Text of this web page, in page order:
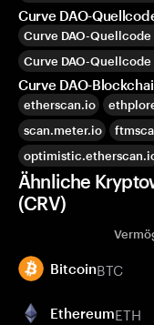
Curve DAO-
Curve DAO-
Curve DAO-
Curve DAO-
etherscan.io
scan.meter.io
Ähnliche
(CRV)
BitcoinBTC
EthereumETH